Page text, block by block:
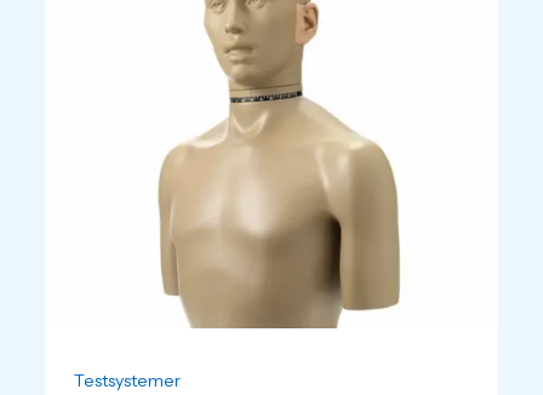
Testsystemer